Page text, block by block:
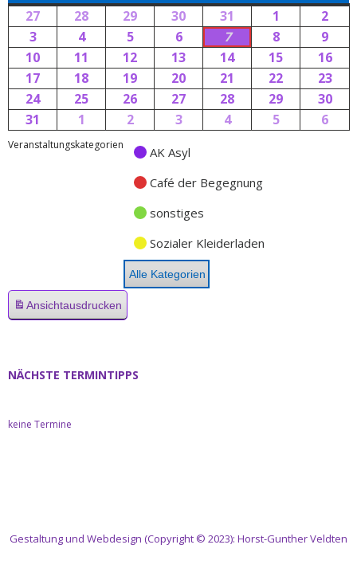
27 28 29 30 31 1
2
3
4 5 6 7 8
9
10
11 12 13 14 15
16
17
18 19 20 21 22
23
24
25 26 27 28 29
30
31
1 2 3 4 5 6
Veranstaltungskategorien
AK Asyl
Café der Begegnung
sonstiges
Sozialer Kleiderladen
Alle Kategorien
Ansichtausdrucken
NÄCHSTE TERMINTIPPS
keine Termine
Gestaltung und Webdesign (Copyright © 2023): Horst-Gunther Veldten